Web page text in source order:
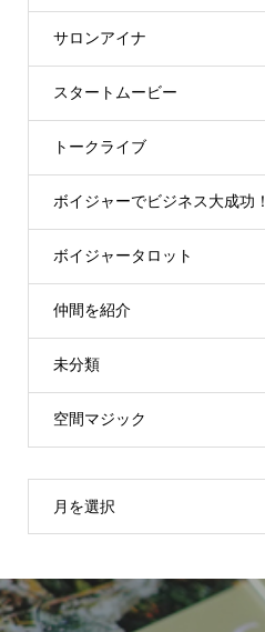
サロンアイナ
スタートムービー
トークライブ
ボイジャーでビジネス大成功！
ボイジャータロット
仲間を紹介
未分類
空間マジック
月を選択